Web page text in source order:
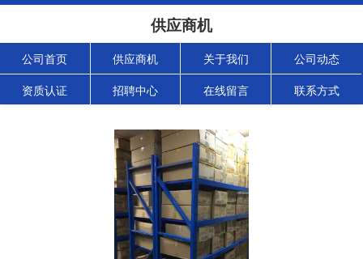
供应商机
公司首页 供应商机 关于我们 公司动态
资质认证 招聘中心 在线留言 联系方式